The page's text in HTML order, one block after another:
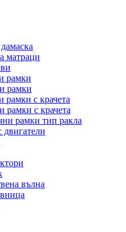
матраци
рамки
рамки
рамки с крачета
рамки с крачета
рамки тип ракла
вълна